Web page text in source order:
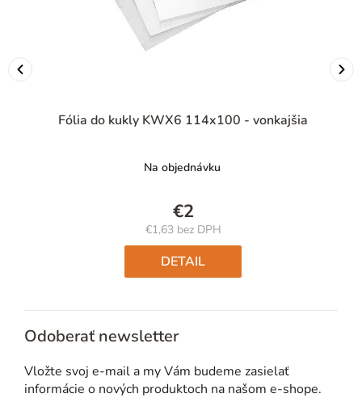
Fólia do kukly KWX6 114x100 - vonkajšia
Na objednávku
€2
€1,63 bez DPH
Jednotková
cena:
DETAIL
Odoberať newsletter
Vložte svoj e-mail a my Vám budeme zasielať
informácie o nových produktoch na našom e-shope.